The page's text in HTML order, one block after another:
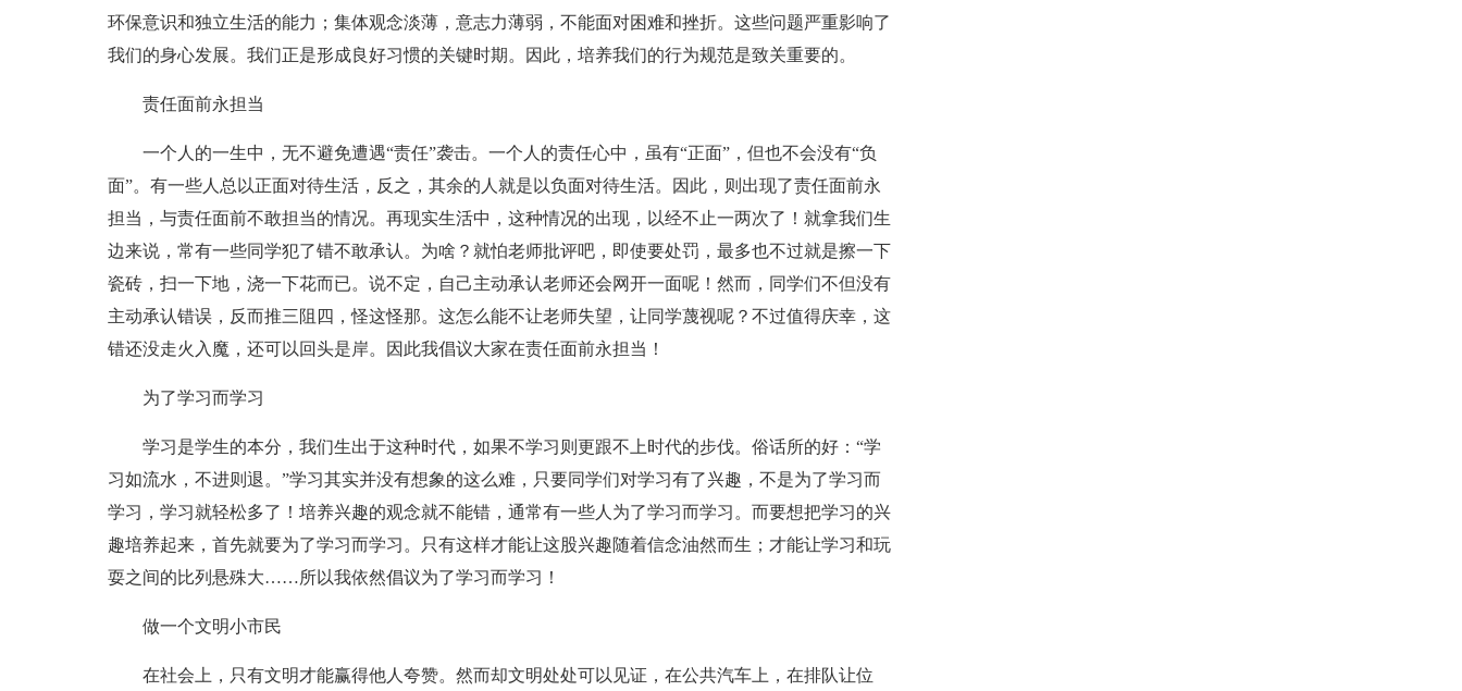
环保意识和独立生活的能力；集体观念淡薄，意志力薄弱，不能面对困难和挫折。这些问题严重影响了
我们的身心发展。我们正是形成良好习惯的关键时期。因此，培养我们的行为规范是致关重要的。
责任面前永担当
一个人的一生中，无不避免遭遇“责任”袭击。一个人的责任心中，虽有“正面”，但也不会没有“负
面”。有一些人总以正面对待生活，反之，其余的人就是以负面对待生活。因此，则出现了责任面前永
担当，与责任面前不敢担当的情况。再现实生活中，这种情况的出现，以经不止一两次了！就拿我们生
边来说，常有一些同学犯了错不敢承认。为啥？就怕老师批评吧，即使要处罚，最多也不过就是擦一下
瓷砖，扫一下地，浇一下花而已。说不定，自己主动承认老师还会网开一面呢！然而，同学们不但没有
主动承认错误，反而推三阻四，怪这怪那。这怎么能不让老师失望，让同学蔑视呢？不过值得庆幸，这
错还没走火入魔，还可以回头是岸。因此我倡议大家在责任面前永担当！
为了学习而学习
学习是学生的本分，我们生出于这种时代，如果不学习则更跟不上时代的步伐。俗话所的好：“学
习如流水，不进则退。”学习其实并没有想象的这么难，只要同学们对学习有了兴趣，不是为了学习而
学习，学习就轻松多了！培养兴趣的观念就不能错，通常有一些人为了学习而学习。而要想把学习的兴
趣培养起来，首先就要为了学习而学习。只有这样才能让这股兴趣随着信念油然而生；才能让学习和玩
耍之间的比列悬殊大……所以我依然倡议为了学习而学习！
做一个文明小市民
在社会上，只有文明才能赢得他人夸赞。然而却文明处处可以见证，在公共汽车上，在排队让位